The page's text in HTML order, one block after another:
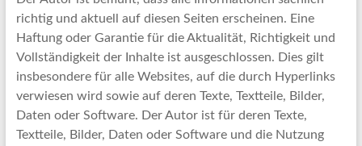
richtig und aktuell auf diesen Seiten erscheinen. Eine
Haftung oder Garantie für die Aktualität, Richtigkeit und
Vollständigkeit der Inhalte ist ausgeschlossen. Dies gilt
insbesondere für alle Websites, auf die durch Hyperlinks
verwiesen wird sowie auf deren Texte, Textteile, Bilder,
Daten oder Software. Der Autor ist für deren Texte,
Textteile, Bilder, Daten oder Software und die Nutzung